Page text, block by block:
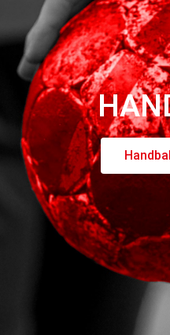
Social Media
Instagram
Facebook
TikTok
USPs
Transparente
Volle Kostenkontrolle
Netzwerk und Scouting